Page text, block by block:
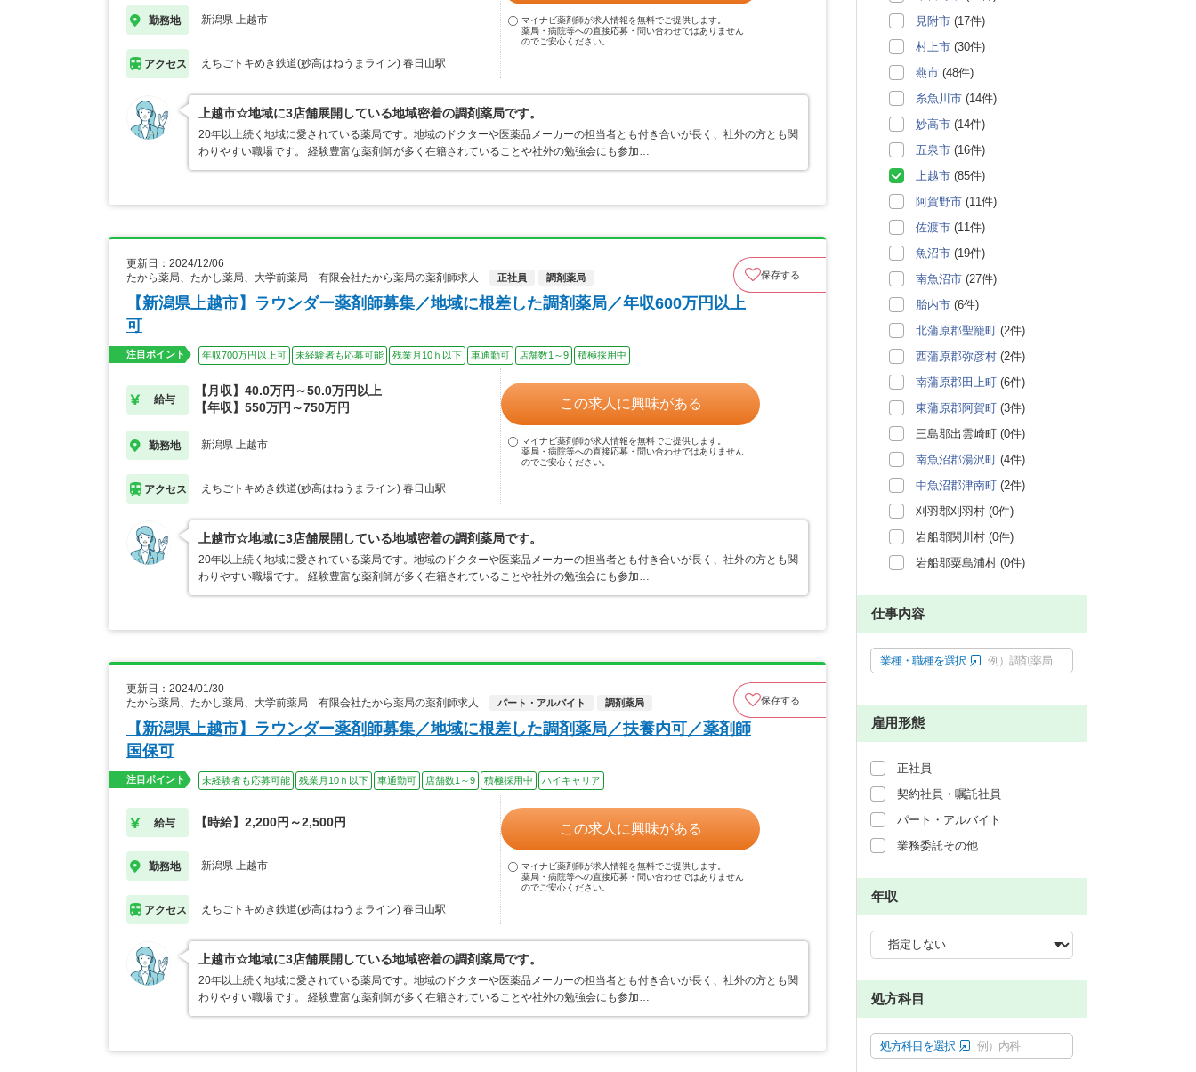
勤務地 新潟県 上越市
アクセス えちごトキめき鉄道(妙高はねうまライン) 春日山駅
マイナビ薬剤師が求人情報を無料でご提供します。
薬局・病院等への直接応募・問い合わせではありません
のでご安心ください。
上越市☆地域に3店舗展開している地域密着の調剤薬局です。
20年以上続く地域に愛されている薬局です。地域のドクターや医薬品メーカーの担当者とも付き合いが長く、社外の方とも関
わりやすい職場です。 経験豊富な薬剤師が多く在籍されていることや社外の勉強会にも参加…
更新日：2024/12/06
たから薬局、たかし薬局、大学前薬局 有限会社たから薬局の薬剤師求人
正社員 調剤薬局 保存する
【新潟県上越市】ラウンダー薬剤師募集／地域に根差した調剤薬局／年収600万円以上
可
注目ポイント 年収700万円以上可 未経験者も応募可能 残業月10ｈ以下 車通勤可 店舗数1～9 積極採用中
給与
【月収】40.0万円～50.0万円以上
【年収】550万円～750万円
勤務地 新潟県 上越市
アクセス えちごトキめき鉄道(妙高はねうまライン) 春日山駅
この求人に興味がある
マイナビ薬剤師が求人情報を無料でご提供します。
薬局・病院等への直接応募・問い合わせではありません
のでご安心ください。
上越市☆地域に3店舗展開している地域密着の調剤薬局です。
20年以上続く地域に愛されている薬局です。地域のドクターや医薬品メーカーの担当者とも付き合いが長く、社外の方とも関
わりやすい職場です。 経験豊富な薬剤師が多く在籍されていることや社外の勉強会にも参加…
更新日：2024/01/30
たから薬局、たかし薬局、大学前薬局 有限会社たから薬局の薬剤師求人
パート・アルバイト 調剤薬局 保存する
【新潟県上越市】ラウンダー薬剤師募集／地域に根差した調剤薬局／扶養内可／薬剤師
国保可
注目ポイント 未経験者も応募可能 残業月10ｈ以下 車通勤可 店舗数1～9 積極採用中 ハイキャリア
給与 【時給】2,200円～2,500円
勤務地 新潟県 上越市
アクセス えちごトキめき鉄道(妙高はねうまライン) 春日山駅
この求人に興味がある
マイナビ薬剤師が求人情報を無料でご提供します。
薬局・病院等への直接応募・問い合わせではありません
のでご安心ください。
上越市☆地域に3店舗展開している地域密着の調剤薬局です。
20年以上続く地域に愛されている薬局です。地域のドクターや医薬品メーカーの担当者とも付き合いが長く、社外の方とも関
わりやすい職場です。 経験豊富な薬剤師が多く在籍されていることや社外の勉強会にも参加…
見附市 (17件)
村上市 (30件)
燕市 (48件)
糸魚川市 (14件)
妙高市 (14件)
五泉市 (16件)
上越市 (85件)
阿賀野市 (11件)
佐渡市 (11件)
魚沼市 (19件)
南魚沼市 (27件)
胎内市 (6件)
北蒲原郡聖籠町 (2件)
西蒲原郡弥彦村 (2件)
南蒲原郡田上町 (6件)
東蒲原郡阿賀町 (3件)
三島郡出雲崎町 (0件)
南魚沼郡湯沢町 (4件)
中魚沼郡津南町 (2件)
刈羽郡刈羽村 (0件)
岩船郡関川村 (0件)
岩船郡粟島浦村 (0件)
仕事内容
業種・職種を選択 例）調剤薬局
雇用形態
正社員
契約社員・嘱託社員
パート・アルバイト
業務委託その他
年収
処方科目
処方科目を選択 例）内科